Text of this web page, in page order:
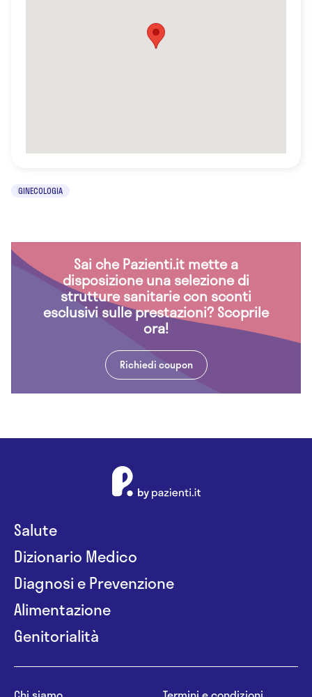
GINECOLOGIA
Sai che Pazienti.it mette a
disposizione una selezione di
strutture sanitarie con sconti
esclusivi sulle prestazioni? Scoprile
ora!
Richiedi coupon
Salute
Dizionario Medico
Diagnosi e Prevenzione
Alimentazione
Genitorialità